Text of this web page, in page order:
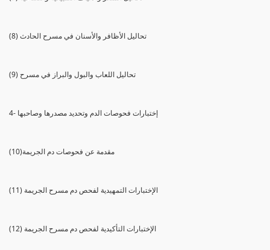
(8) تحاليل الأظافر والأسنان في مسرح الحادث
(9) تحاليل اللعاب والبول والبراز في مسرح
4- إختبارات فحوصات الدم وتحديد مصدرها وصاحبها
(10)مقدمة عن فحوصات دم الجريمة
(11) الإختبارات التمهيدية لفحص دم مسرح الجريمة
(12) الإختبارات التأكيدية لفحص دم مسرح الجريمة